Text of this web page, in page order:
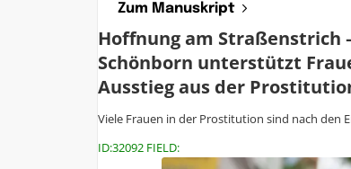
Zum Manuskript
Hoffnung am Straßenstrich
Schönborn unterstützt
Ausstieg aus der
Viele Frauen in der Prostitution sind nach den
ID:32092 FIELD: